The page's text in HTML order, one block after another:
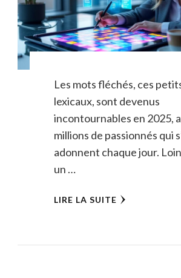
Les mots fléchés, ces
lexicaux, sont devenus
incontournables en 2025,
millions de passionnés qui
adonnent chaque jour.
un …
LIRE LA SUITE